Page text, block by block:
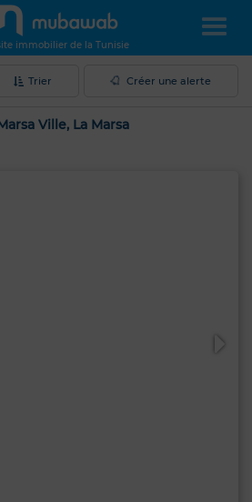
immobilier de la Tunisie
Trier Créer une alerte
Ville, La Marsa